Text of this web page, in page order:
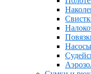
Насосы